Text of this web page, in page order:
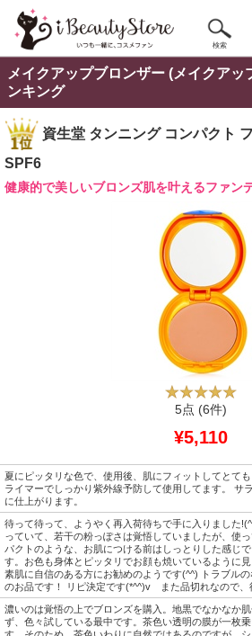
検索
メイクアップブロンザー (メイクアッ
ンキング
資生堂 タンニング コンパクト
SPF6
健康的で美しいブロンズ肌を叶えるファン
5点 (6件)
¥5,110
夏にピッタリな色で、使用後、肌にフィットしてとて
ライマーでしっかり紫外線予防して使用してます。 サ
に仕上がります。
待って待って、ようやく再入荷待ちで手に入りました
っていて、若干の粉っぽさは覚悟していましたが、使
パクトのような、お肌につける前はしっとりした感じ
す。お色も身体とピッタリでお顔も焼いているように
素肌に自信のある方にお勧めのようです(^^) トラブル
のお品です！ リピ決定です(*^^)v また品切れなので、
濃いのは覚悟の上でブロンズを購入。地黒でなかなか
ず、色々試している最中です。茶色い透明の膜が一枚